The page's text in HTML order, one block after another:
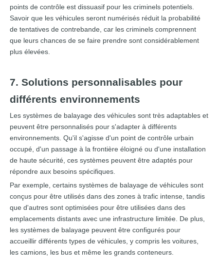
points de contrôle est dissuasif pour les criminels potentiels.
Savoir que les véhicules seront numérisés réduit la probabilité
de tentatives de contrebande, car les criminels comprennent
que leurs chances de se faire prendre sont considérablement
plus élevées.
7. Solutions personnalisables pour
différents environnements
Les systèmes de balayage des véhicules sont très adaptables et
peuvent être personnalisés pour s'adapter à différents
environnements. Qu'il s'agisse d'un point de contrôle urbain
occupé, d'un passage à la frontière éloigné ou d'une installation
de haute sécurité, ces systèmes peuvent être adaptés pour
répondre aux besoins spécifiques.
Par exemple, certains systèmes de balayage de véhicules sont
conçus pour être utilisés dans des zones à trafic intense, tandis
que d'autres sont optimisées pour être utilisées dans des
emplacements distants avec une infrastructure limitée. De plus,
les systèmes de balayage peuvent être configurés pour
accueillir différents types de véhicules, y compris les voitures,
les camions, les bus et même les grands conteneurs.